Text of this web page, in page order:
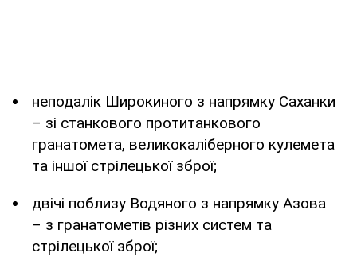
неподалік Широкиного з напрямку Саханки
– зі станкового протитанкового
гранатомета, великокаліберного кулемета
та іншої стрілецької зброї;
двічі поблизу Водяного з напрямку Азова
– з гранатометів різних систем та
стрілецької зброї;